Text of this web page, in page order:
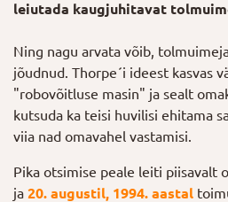
leiutada kaugjuhitavat
Ning nagu arvata võib,
jõudnud. Thorpe´i ideest kasvas
"robovõitluse masin" ja sealt
kutsuda ka teisi huvilisi ehitama
viia nad omavahel vastamisi.
Pika otsimise peale leiti piisavalt
ja 20. augustil, 1994. aastal